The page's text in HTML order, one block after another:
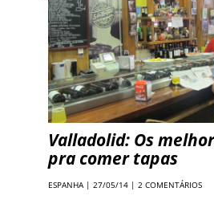
Valladolid: Os
pra comer tapas
ESPANHA| 27/05/14 | 2 COMENTÁRIOS